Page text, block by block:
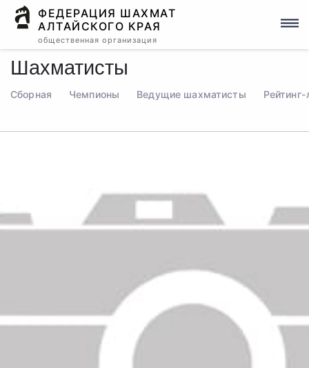
ФЕДЕРАЦИЯ ШАХМАТ
АЛТАЙСКОГО КРАЯ
общественная организация
Шахматисты
Сборная Чемпионы Ведущие шахматисты Рейтинг-